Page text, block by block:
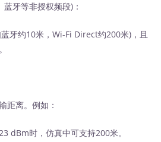
牙等非授权频段)：
约10米，Wi-Fi Direct约200米)，且
离。例如：
时，仿真中可支持200米。